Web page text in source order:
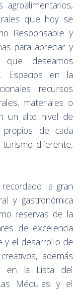
que hoy se
Responsable y
para apreciar y
que deseamos
Espacios en la
recursos
materiales o
un alto nivel de
propios de cada
diferente,
la gran
y gastronómica
reservas de la
de excelencia
y el desarrollo de
además
en la Lista del
Médulas y el